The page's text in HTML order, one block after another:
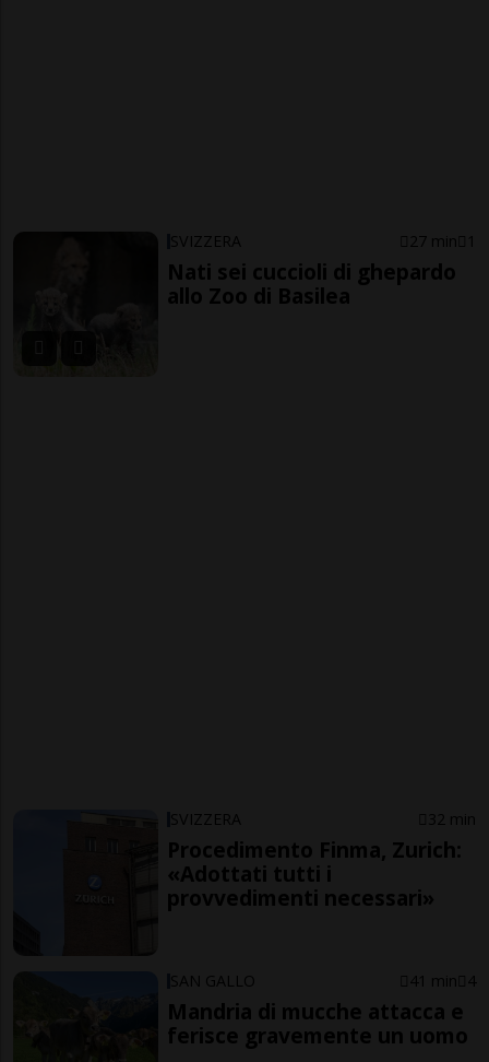
SVIZZERA 27 min 1
Nati sei cuccioli di ghepardo
allo Zoo di Basilea
SVIZZERA 32 min
Procedimento Finma, Zurich:
«Adottati tutti i
provvedimenti necessari»
SAN GALLO 41 min 4
Mandria di mucche attacca e
ferisce gravemente un uomo